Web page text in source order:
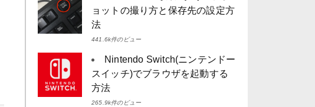
ョットの撮り方と保存先の設定方
法
441.6k件のビュー
Nintendo Switch(ニンテンドー
スイッチ)でブラウザを起動する
方法
265.9k件のビュー